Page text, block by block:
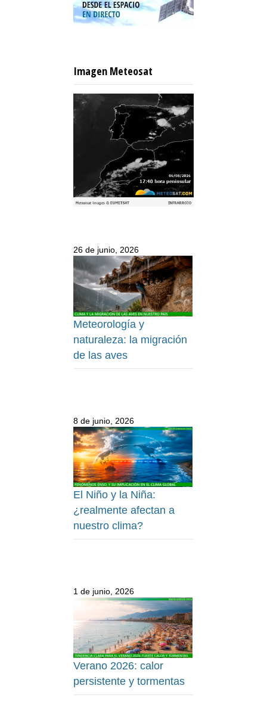
Imagen Meteosat
26 de junio, 2026
Meteorología y
naturaleza: la migración
de las aves
8 de junio, 2026
El Niño y la Niña:
¿realmente afectan a
nuestro clima?
1 de junio, 2026
Verano 2026: calor
persistente y tormentas